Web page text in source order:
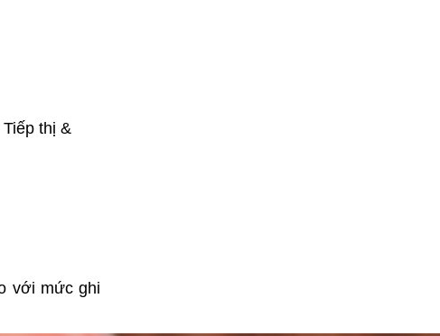
thị &
với mức ghi